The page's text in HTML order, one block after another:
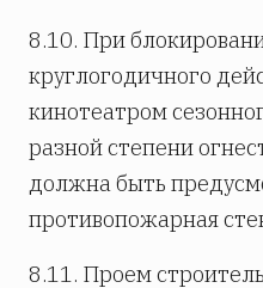
8.10. При
круглогодичного
кинотеатром
разной степени
должна быть
противопожарная
8.11. Проем